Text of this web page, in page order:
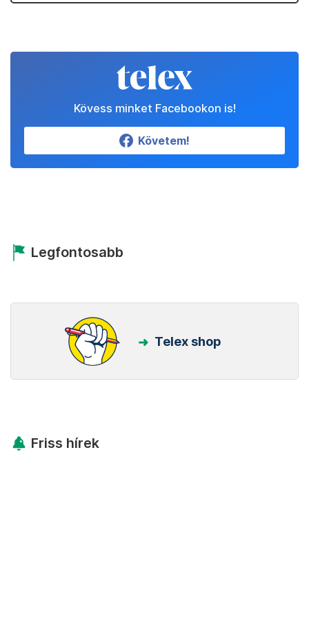
Kövess minket Facebookon is!
Követem!
Legfontosabb
Telex shop
Friss hírek